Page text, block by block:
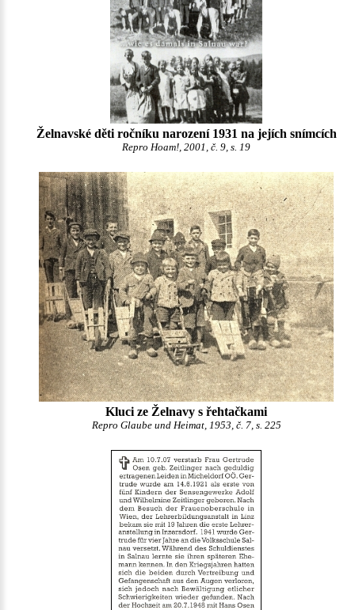
Želnavské děti ročníku narození 1931 na jejích snímcích
Repro Hoam!, 2001, č. 9, s. 19
Kluci ze Želnavy s řehtačkami
Repro Glaube und Heimat, 1953, č. 7, s. 225